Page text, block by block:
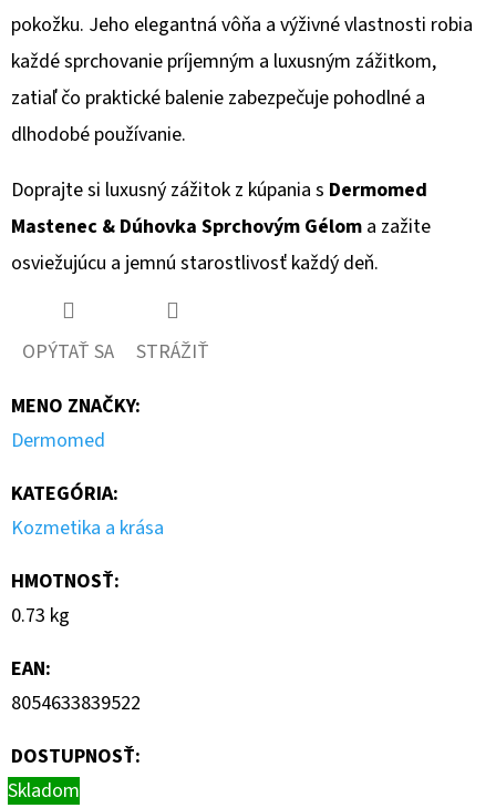
pokožku. Jeho elegantná vôňa a výživné vlastnosti robia
každé sprchovanie príjemným a luxusným zážitkom,
zatiaľ čo praktické balenie zabezpečuje pohodlné a
dlhodobé používanie.
Doprajte si luxusný zážitok z kúpania s Dermomed
Mastenec & Dúhovka Sprchovým Gélom a zažite
osviežujúcu a jemnú starostlivosť každý deň.
OPÝTAŤ SA
STRÁŽIŤ
MENO ZNAČKY:
Dermomed
KATEGÓRIA:
Kozmetika a krása
HMOTNOSŤ:
0.73 kg
EAN:
8054633839522
DOSTUPNOSŤ:
Skladom